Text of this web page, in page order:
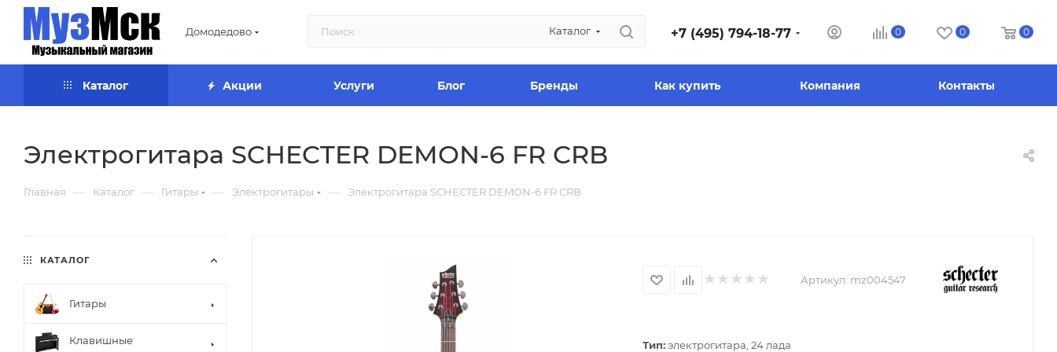
Домодедово Каталог +7 (495) 794-18-77 0 0 0
Каталог Акции Услуги Блог Бренды Как купить Компания Контакты
Электрогитара SCHECTER DEMON-6 FR CRB
Главная — Каталог — Гитары — Электрогитары — Электрогитара SCHECTER DEMON-6 FR CRB
Артикул: mz004547
Тип:электрогитара, 24 лада
КАТАЛОГ
Гитары
Клавишные